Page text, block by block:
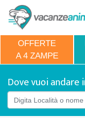
OFFERTE
A 4 ZAMPE
Dove vuoi andare